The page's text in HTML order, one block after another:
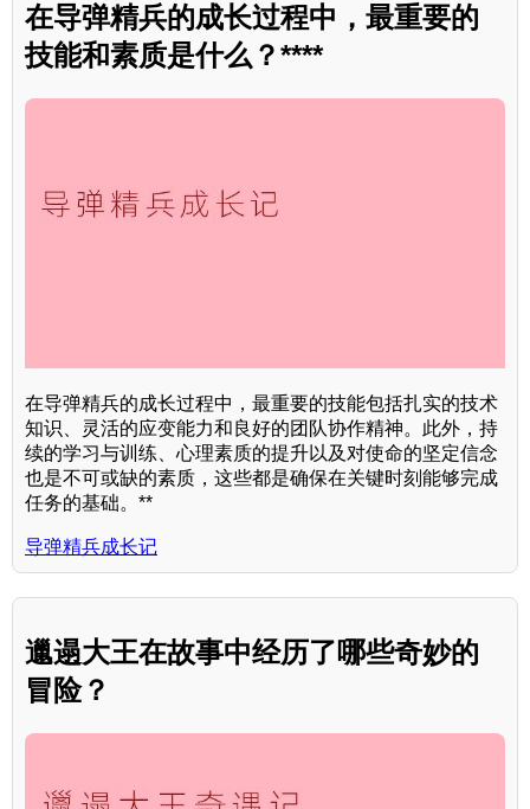
在导弹精兵的成长过程中，最重要的
技能和素质是什么？****
在导弹精兵的成长过程中，最重要的技能包括扎实的技术
知识、灵活的应变能力和良好的团队协作精神。此外，持
续的学习与训练、心理素质的提升以及对使命的坚定信念
也是不可或缺的素质，这些都是确保在关键时刻能够完成
任务的基础。**
导弹精兵成长记
邋遢大王在故事中经历了哪些奇妙的
冒险？